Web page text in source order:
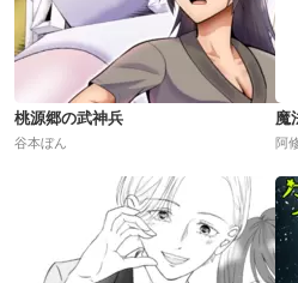
桃源郷の武神兵
谷本ぼん
魔
阿